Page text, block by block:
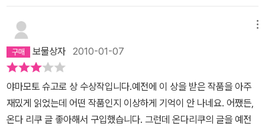
지 않는 미스터리는 시작인지 끝인지도 알 수 없는 길을 향해 끝없이
걸어들어가고이 책을 읽는 독자는 그 길 속에서 앞 뒤 분간을 못하고
오도가도 못한 채로 갇혀버리거나.. 길을 만들어 출구를 찢어내어 나
올 수 있다. 당신의 선택은?그거 알아? 증오라는 건 참으로 흥미로운
감정이야애정이 따뜻한 햇살이라면, 증오는 이글이글 타는 숯 같은
거라고 할까. 위험하지만 매력적이기도 하지. 부젓가락으로 찔러 가
면서, 도대체 뭐가 달라진거지? 하며 다시 읽기를 수차례. 결국은 온
다 리쿠의 책치고는 꽤 오랜 시간이 걸려 읽기를 끝냈다.온다 리쿠 하
면 잘짜여진 이야기로 유명하지 않은가? 이 소설을 읽다보면, 그러한
잘 짜여진 소설, 잘 만들어진 이야기에 대해 제법 비판을 받은 모양이
란 걸 느낄 수 있다. 미스터리와 같은 장르소설을 좋아하는 사람 중에
온다 리쿠 식의 이야기를 별로 좋아하지 않는다는 사람을 제법 봤기
때문에 아마도 그런 종류의 비판이 아니었나 싶다. 어쨌든 작중 인물
보물상자 2010-01-07
야마모토 슈고로 상 수상작입니다.예전에 이 상을 받은 작품을 아주
재밌게 읽었는데 어떤 작품인지 이상하게 기억이 안 나네요. 어쨌든,
온다 리쿠 글 좋아해서 구입했습니다. 그런데 온다리쿠의 글을 예전